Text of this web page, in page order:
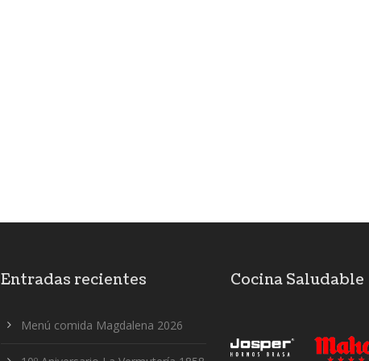
Entradas recientes
Menú comida Magdalena 2026
Cocina Saludable